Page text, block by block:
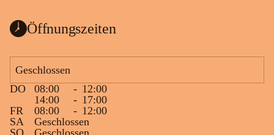
Öffnungszeiten
Geschlossen
DO
08:00 - 12:00
14:00
- 17:00
FR
08:00 - 12:00
SA
Geschlossen
SO
Geschlossen